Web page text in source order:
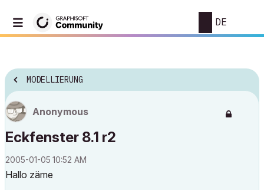
DE
MODELLIERUNG
Anonymous
Eckfenster 8.1 r2
‎2005-01-05 10:52 AM
Hallo zäme